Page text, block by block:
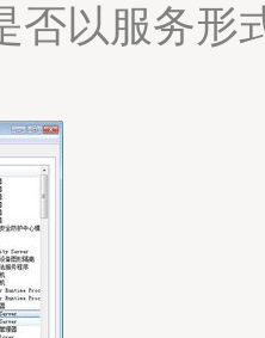
否以服务形